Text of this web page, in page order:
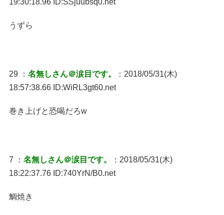
19:30:18.96 ID:SSjuubsq0.net
うずら
29 ： 名無しさん＠涙目です。
：2018/05/31(木)
18:57:38.66 ID:WiRL3gt60.net
巻き上げと恐喝だろw
7 ： 名無しさん＠涙目です。
：2018/05/31(木)
18:22:37.76 ID:740YrN/B0.net
鯛焼き